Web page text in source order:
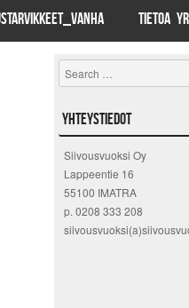
TIETOA
Search
Yhteystiedot
Siivousvuoksi Oy
Lappeentie 16
55100 IMATRA
p. 0208 333 208